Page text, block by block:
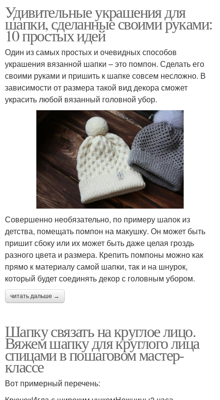
Удивительные украшения для
шапки, сделанные своими руками:
10 простых идей
Один из самых простых и очевидных способов
украшения вязанной шапки – это помпон. Сделать его
своими руками и пришить к шапке совсем несложно. В
зависимости от размера такой вид декора сможет
украсить любой вязанный головной убор.
Совершенно необязательно, по примеру шапок из
детства, помещать помпон на макушку. Он может быть
пришит сбоку или их может быть даже целая гроздь
разного цвета и размера. Крепить помпоны можно как
прямо к материалу самой шапки, так и на шнурок,
который будет соединять декор с головным убором.
читать дальше →
Шапку связать на круглое лицо.
Вяжем шапку для круглого лица
спицами в пошаговом мастер-
классе
Вот примерный перечень: